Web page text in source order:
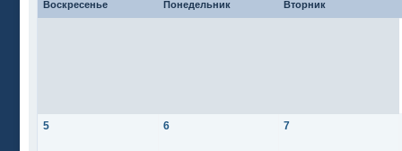
Воскресенье Понедельник Вторник
5 6 7